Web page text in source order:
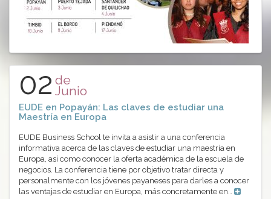
02 de
Junio
EUDE en Popayán: Las claves de estudiar una
Maestría en Europa
EUDE Business School te invita a asistir a una conferencia
informativa acerca de las claves de estudiar una maestría en
Europa, así como conocer la oferta académica de la escuela de
negocios. La conferencia tiene por objetivo tratar directa y
personalmente con los jóvenes payaneses para darles a conocer
las ventajas de estudiar en Europa, más concretamente en…